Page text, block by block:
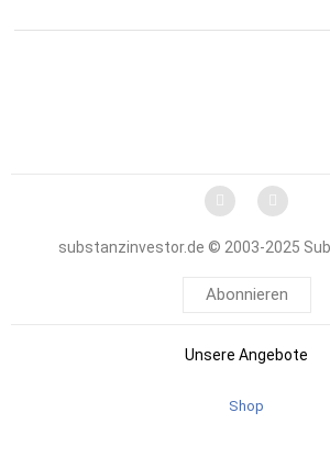
substanzinvestor.de © 2003-2025
Abonnieren
Unsere Angebote
Shop